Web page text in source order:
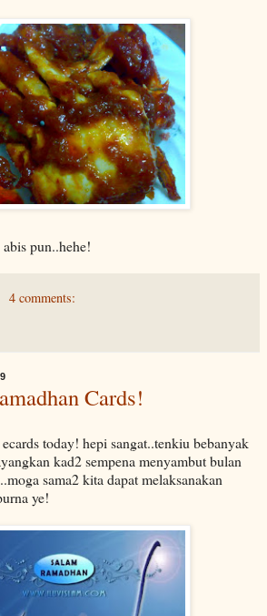
pun..hehe!
4 comments:
Cards!
today! hepi sangat..tenkiu bebanyak
kad2 sempena menyambut bulan
sama2 kita dapat melaksanakan
ye!